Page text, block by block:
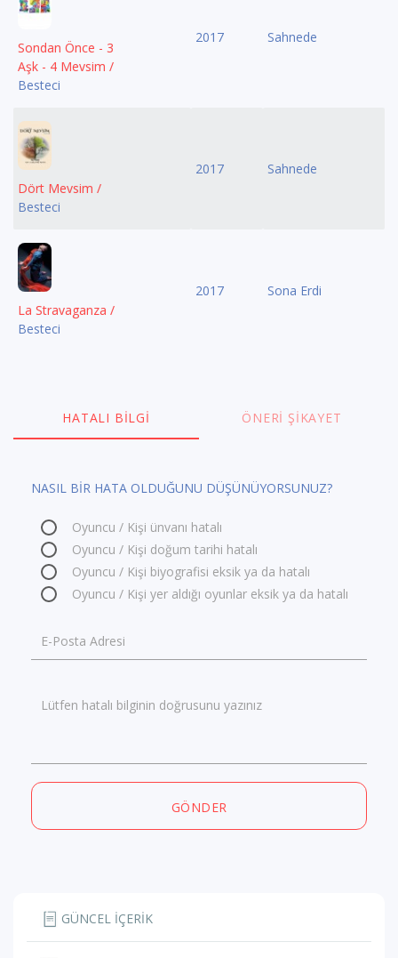
Sondan Önce - 3
Aşk - 4 Mevsim /
Besteci
2017 Sahnede
Dört Mevsim /
Besteci
2017 Sahnede
La Stravaganza /
Besteci
2017 Sona Erdi
HATALI BILGI ÖNERI ŞIKAYET
NASIL BİR HATA OLDUĞUNU DÜŞÜNÜYORSUNUZ?
Oyuncu / Kişi ünvanı hatalı
Oyuncu / Kişi doğum tarihi hatalı
Oyuncu / Kişi biyografisi eksik ya da hatalı
Oyuncu / Kişi yer aldığı oyunlar eksik ya da hatalı
E-Posta Adresi
Lütfen hatalı bilginin doğrusunu yazınız
GÖNDER
GÜNCEL İÇERİK